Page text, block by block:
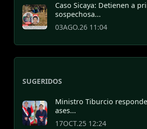
Caso Sicaya: Detienen a
sospechosa...
03AGO.26 11:04
SUGERIDOS
Ministro Tiburcio
ases...
17OCT.25 12:24